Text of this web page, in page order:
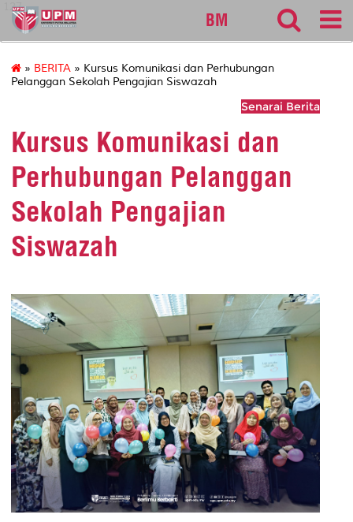
127
BM
» BERITA » Kursus Komunikasi dan Perhubungan
Pelanggan Sekolah Pengajian Siswazah
Senarai Berita
Kursus Komunikasi dan
Perhubungan Pelanggan
Sekolah Pengajian
Siswazah